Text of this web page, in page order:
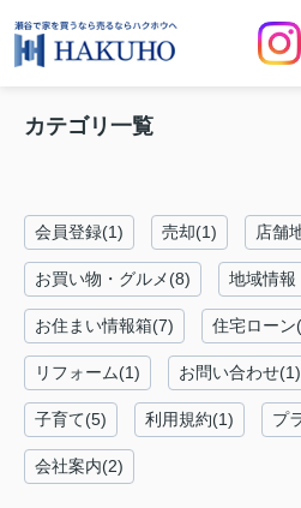
カテゴリ一覧
会員登録(1) 売却(1) 店舗
お買い物・グルメ(8) 地域情報
お住まい情報箱(7) 住宅ローン
リフォーム(1) お問い合わせ(1)
子育て(5) 利用規約(1) プ
会社案内(2)